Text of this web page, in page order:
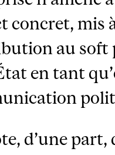
concret, mis
au soft
en tant
d’une part,